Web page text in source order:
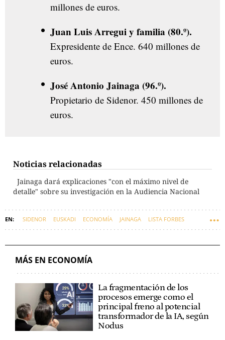
millones de euros.
Juan Luis Arregui y familia (80.º).
Expresidente de Ence. 640 millones de
euros.
José Antonio Jainaga (96.º).
Propietario de Sidenor. 450 millones de
euros.
Noticias relacionadas
Jainaga dará explicaciones "con el máximo nivel de
detalle" sobre su investigación en la Audiencia Nacional
SIDENOR EUSKADI ECONOMÍA JAINAGA LISTA FORBES
MÁS EN ECONOMÍA
La fragmentación de los
procesos emerge como el
principal freno al potencial
transformador de la IA, según
Nodus